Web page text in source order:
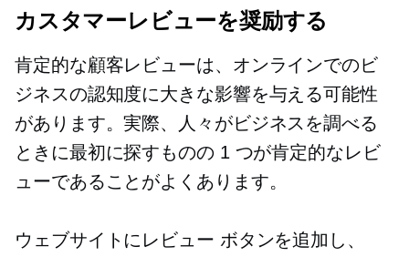
カスタマーレビューを奨励する
肯定的な顧客レビューは、オンラインでのビ
ジネスの認知度に大きな影響を与える可能性
があります。実際、人々がビジネスを調べる
ときに最初に探すものの 1 つが肯定的なレビ
ューであることがよくあります。
ウェブサイトにレビュー ボタンを追加し、